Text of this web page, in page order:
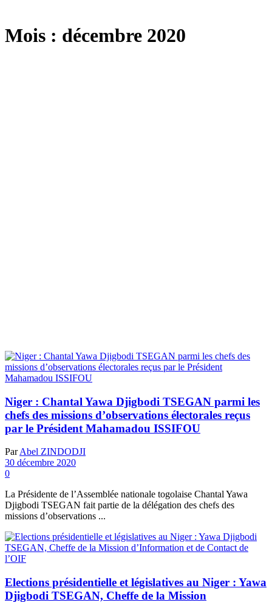
Mois : décembre 2020
Niger : Chantal Yawa Djigbodi TSEGAN parmi les
chefs des missions d’observations électorales reçus
par le Président Mahamadou ISSIFOU
Par Abel ZINDODJI
30 décembre 2020
0
La Présidente de l’Assemblée nationale togolaise Chantal Yawa
Djigbodi TSEGAN fait partie de la délégation des chefs des
missions d’observations ...
Elections présidentielle et législatives au Niger : Yawa
Djigbodi TSEGAN, Cheffe de la Mission